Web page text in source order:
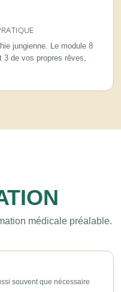
jungienne. Le module 8
3 de vos propres rêves,
médicale préalable.
souvent que nécessaire